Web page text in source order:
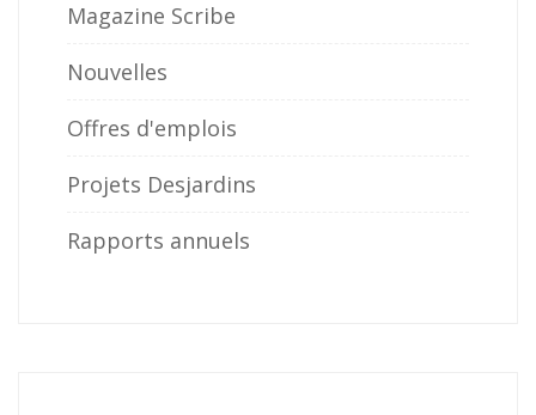
Magazine Scribe
Nouvelles
Offres d'emplois
Projets Desjardins
Rapports annuels